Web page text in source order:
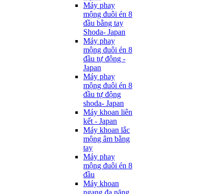
Máy phay
mộng đuôi én 8
đầu bằng tay
Shoda- Japan
Máy phay
mộng đuôi én 8
đầu tự động -
Japan
Máy phay
mộng đuôi én 8
đầu tự động
shoda- Japan
Máy khoan liên
kết - Japan
Máy khoan lắc
mộng âm bằng
tay
Máy phay
mộng đuôi én 8
đầu
Máy khoan
ngang đa năng